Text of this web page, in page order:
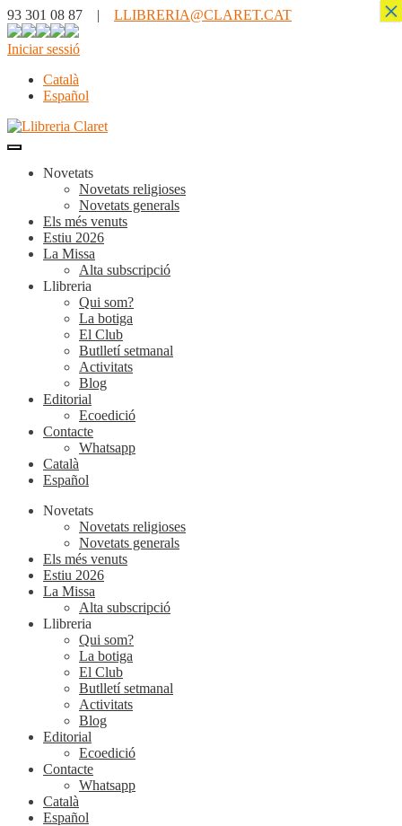
93 301 08 87 | LLIBRERIA@CLARET.CAT
Iniciar sessió
Català
Español
Novetats
Novetats religioses
Novetats generals
Els més venuts
Estiu 2026
La Missa
Alta subscripció
Llibreria
Qui som?
La botiga
El Club
Butlletí setmanal
Activitats
Blog
Editorial
Ecoedició
Contacte
Whatsapp
Català
Español
Novetats
Novetats religioses
Novetats generals
Els més venuts
Estiu 2026
La Missa
Alta subscripció
Llibreria
Qui som?
La botiga
El Club
Butlletí setmanal
Activitats
Blog
Editorial
Ecoedició
Contacte
Whatsapp
Català
Español
×